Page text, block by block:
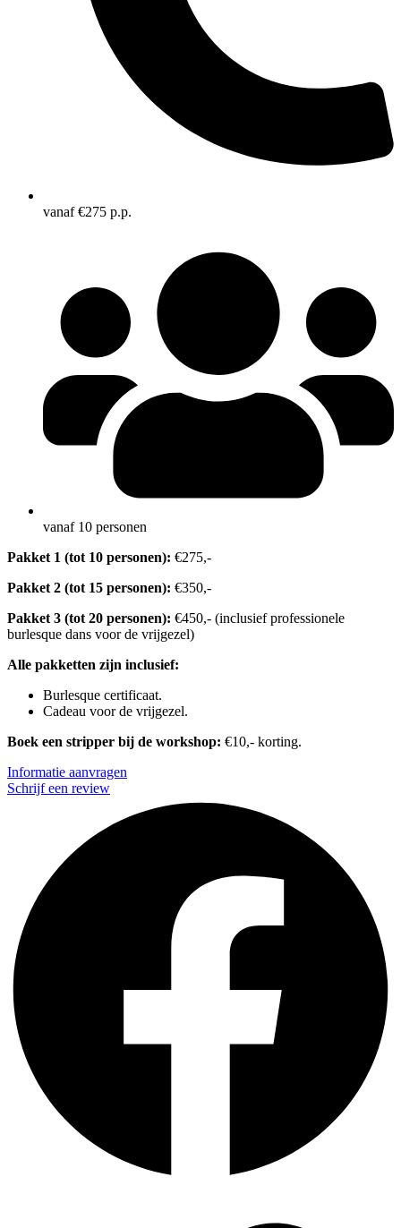
vanaf €275 p.p.
vanaf 10 personen
Pakket 1 (tot 10 personen): €275,-
Pakket 2 (tot 15 personen): €350,-
Pakket 3 (tot 20 personen): €450,- (inclusief professionele
burlesque dans voor de vrijgezel)
Alle pakketten zijn inclusief:
Burlesque certificaat.
Cadeau voor de vrijgezel.
Boek een stripper bij de workshop: €10,- korting.
Informatie aanvragen
Schrijf een review